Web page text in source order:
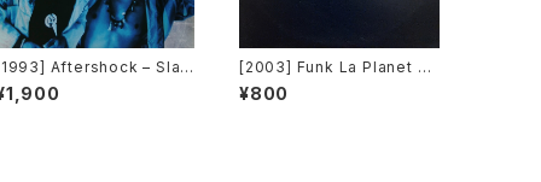
Aftershock – Slav
To The Vibe [Virgin]
[2003] Funk La Planet – Y
ou Gave Me Love (Funk
La Planet 008) [Funk La
¥800